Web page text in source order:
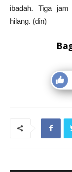
ibadah. Tiga jam
hilang. (din)